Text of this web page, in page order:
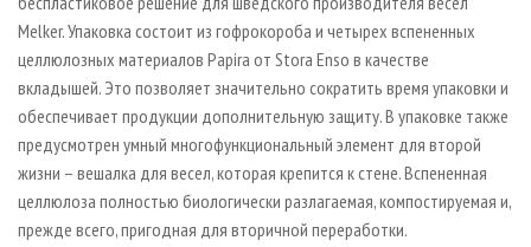
Melker. Упаковка состоит из гофрокороба и четырех вспененных
целлюлозных материалов Papira от Stora Enso в качестве
вкладышей. Это позволяет значительно сократить время упаковки и
обеспечивает продукции дополнительную защиту. В упаковке также
предусмотрен умный многофункциональный элемент для второй
жизни – вешалка для весел, которая крепится к стене. Вспененная
целлюлоза полностью биологически разлагаемая, компостируемая и,
прежде всего, пригодная для вторичной переработки.